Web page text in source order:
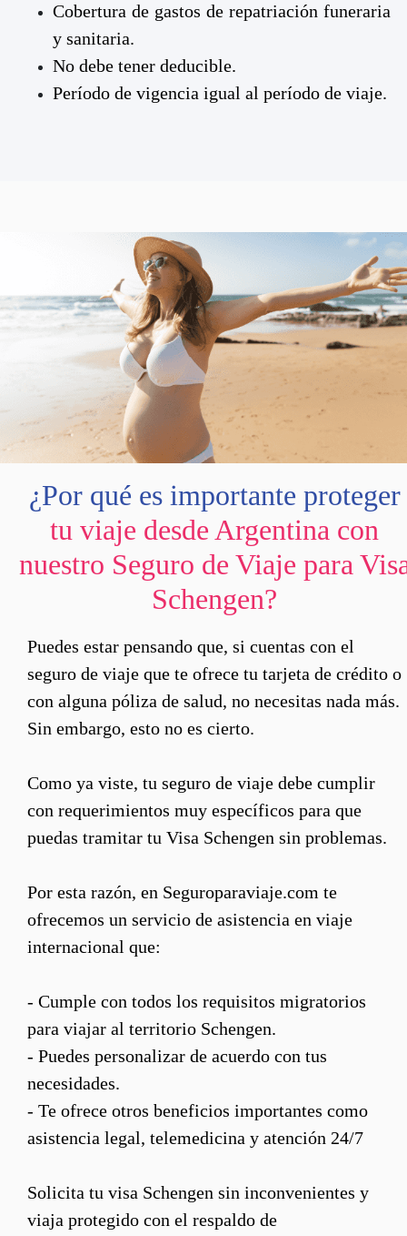
Cobertura de gastos de repatriación funeraria
y sanitaria.
No debe tener deducible.
Período de vigencia igual al período de viaje.
¿Por qué es importante proteger
tu viaje desde Argentina con
nuestro Seguro de Viaje para
Schengen?
Puedes estar pensando que, si cuentas con el
seguro de viaje que te ofrece tu tarjeta de crédito o
con alguna póliza de salud, no necesitas nada más.
Sin embargo, esto no es cierto.
Como ya viste, tu seguro de viaje debe cumplir
con requerimientos muy específicos para que
puedas tramitar tu Visa Schengen sin problemas.
Por esta razón, en Seguroparaviaje.com te
ofrecemos un servicio de asistencia en viaje
internacional que:
- Cumple con todos los requisitos migratorios
para viajar al territorio Schengen.
- Puedes personalizar de acuerdo con tus
necesidades.
- Te ofrece otros beneficios importantes como
asistencia legal, telemedicina y atención 24/7
Solicita tu visa Schengen sin inconvenientes y
viaja protegido con el respaldo de